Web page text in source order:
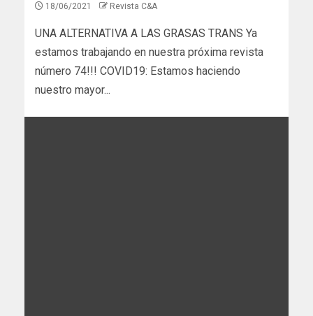
18/06/2021 Revista C&A
UNA ALTERNATIVA A LAS GRASAS TRANS Ya
estamos trabajando en nuestra próxima revista
número 74!!! COVID19: Estamos haciendo
nuestro mayor...